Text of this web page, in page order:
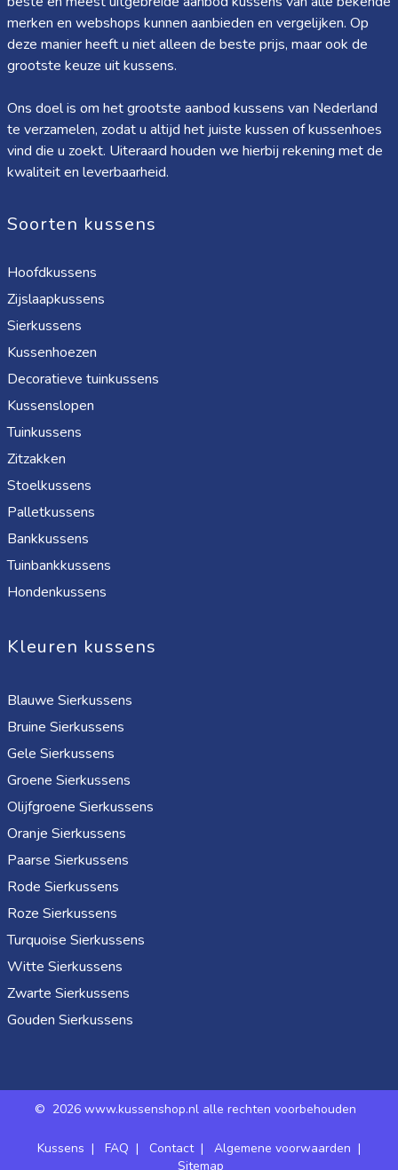
merken en webshops kunnen aanbieden en vergelijken. Op
deze manier heeft u niet alleen de beste prijs, maar ook de
grootste keuze uit kussens.
Ons doel is om het grootste aanbod kussens van Nederland
te verzamelen, zodat u altijd het juiste kussen of kussenhoes
vind die u zoekt. Uiteraard houden we hierbij rekening met de
kwaliteit en leverbaarheid.
Soorten kussens
Hoofdkussens
Zijslaapkussens
Sierkussens
Kussenhoezen
Decoratieve tuinkussens
Kussenslopen
Tuinkussens
Zitzakken
Stoelkussens
Palletkussens
Bankkussens
Tuinbankkussens
Hondenkussens
Kleuren kussens
Blauwe Sierkussens
Bruine Sierkussens
Gele Sierkussens
Groene Sierkussens
Olijfgroene Sierkussens
Oranje Sierkussens
Paarse Sierkussens
Rode Sierkussens
Roze Sierkussens
Turquoise Sierkussens
Witte Sierkussens
Zwarte Sierkussens
Gouden Sierkussens
© 2026 www.kussenshop.nl alle rechten voorbehouden
Kussens | FAQ | Contact| Algemene voorwaarden |
Sitemap